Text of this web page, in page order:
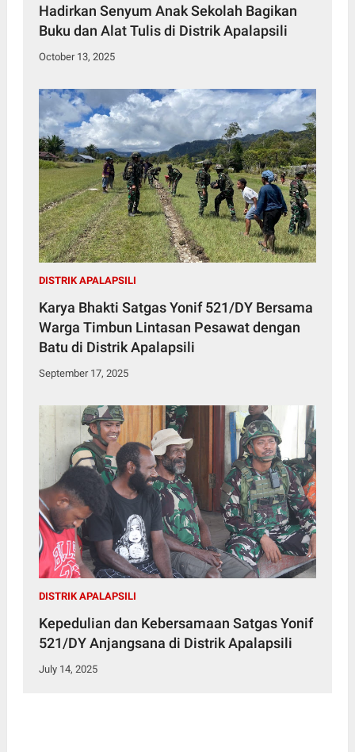
Hadirkan Senyum Anak Sekolah Bagikan
Buku dan Alat Tulis di Distrik Apalapsili
October 13, 2025
DISTRIK APALAPSILI
Karya Bhakti Satgas Yonif 521/DY Bersama
Warga Timbun Lintasan Pesawat dengan
Batu di Distrik Apalapsili
September 17, 2025
DISTRIK APALAPSILI
Kepedulian dan Kebersamaan Satgas Yonif
521/DY Anjangsana di Distrik Apalapsili
July 14, 2025